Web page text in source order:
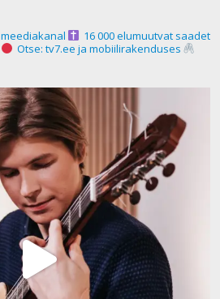
16 000 elumuutvat saadet
Otse: tv7.ee ja mobiilirakenduses